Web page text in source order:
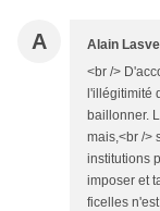
A Alain
<br />
l'illégitimité
baillonner.
mais,<br />
institutions
imposer et
ficelles